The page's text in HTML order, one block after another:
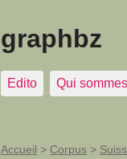
graphbz
Edito Qui
Accueil > Corpus >